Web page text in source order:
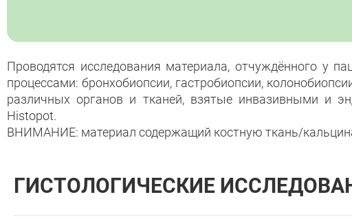
Проводятся исследования материала, отчуждённого у
процессами: бронхобиопсии, гастробиопсии,
различных органов и тканей, взятые инвазивными и
Histopot.
ВНИМАНИЕ: материал содержащий костную ткань/
ГИСТОЛОГИЧЕСКИЕ